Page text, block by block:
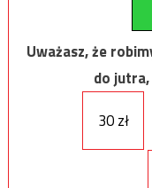
Uważasz, że
do
30 zł